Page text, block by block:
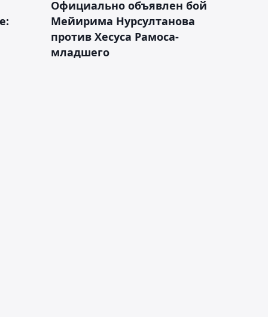
Официально объявлен бой
Мейирима Нурсултанова
против Хесуса Рамоса-
младшего